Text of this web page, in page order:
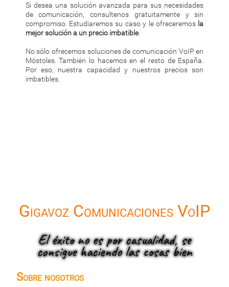
Si desea una solución avanzada para sus necesidades
de comunicación, consultenos gratuitamente y sin
compromiso. Estudiaremos su caso y le ofreceremos la
mejor solución a un precio imbatible.
No sólo ofrecemos soluciones de comunicación VoIP en
Móstoles. También lo hacemos en el resto de España.
Por eso, nuestra capacidad y nuestros precios son
imbatibles.
Gigavoz Comunicaciones VoIP
El éxito no es por casualidad, se
consigue haciendo las cosas bien
Sobre nosotros